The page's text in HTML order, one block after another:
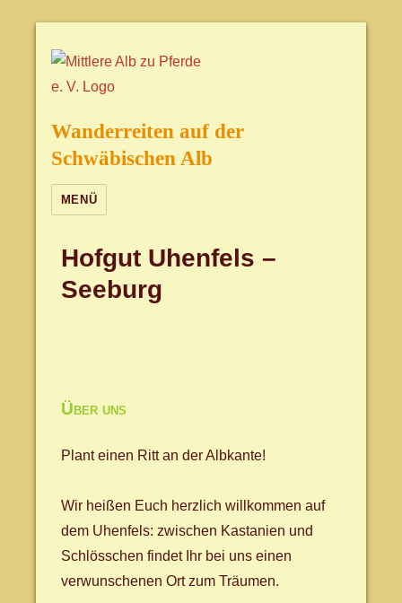
Wanderreiten auf der
Schwäbischen Alb
MENÜ
Hofgut Uhenfels –
Seeburg
Über uns
Plant einen Ritt an der Albkante!
Wir heißen Euch herzlich willkommen auf
dem Uhenfels: zwischen Kastanien und
Schlösschen findet Ihr bei uns einen
verwunschenen Ort zum Träumen.